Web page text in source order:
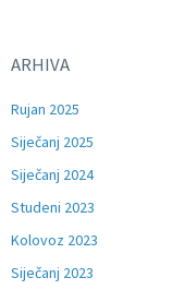
ARHIVA
Rujan 2025
Siječanj 2025
Siječanj 2024
Studeni 2023
Kolovoz 2023
Siječanj 2023